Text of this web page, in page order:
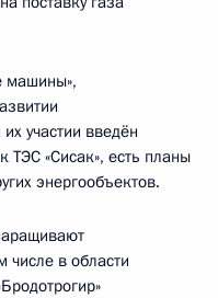
машины»,
участии введён
ТЭС «Сисак», есть планы
энергообъектов.
в области